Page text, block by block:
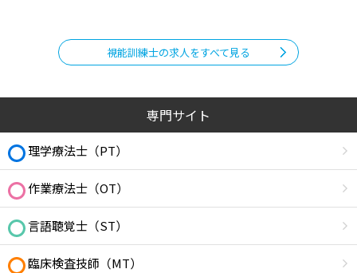
視能訓練士の求人をすべて見る
専門サイト
理学療法士（PT）
作業療法士（OT）
言語聴覚士（ST）
臨床検査技師（MT）